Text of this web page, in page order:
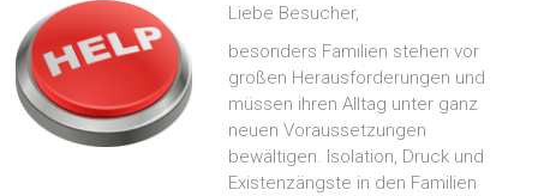
Liebe Besucher,
besonders Familien stehen vor
großen Herausforderungen und
müssen ihren Alltag unter ganz
neuen Voraussetzungen
bewältigen. Isolation, Druck und
Existenzängste in den Familien